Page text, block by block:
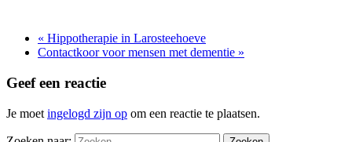
« Hippotherapie in Larosteehoeve
Contactkoor voor mensen met dementie »
Geef een reactie
Je moet ingelogd zijn op om een reactie te plaatsen.